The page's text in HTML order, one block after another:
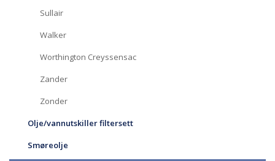
Sullair
Walker
Worthington Creyssensac
Zander
Zonder
Olje/vannutskiller filtersett
Smøreolje